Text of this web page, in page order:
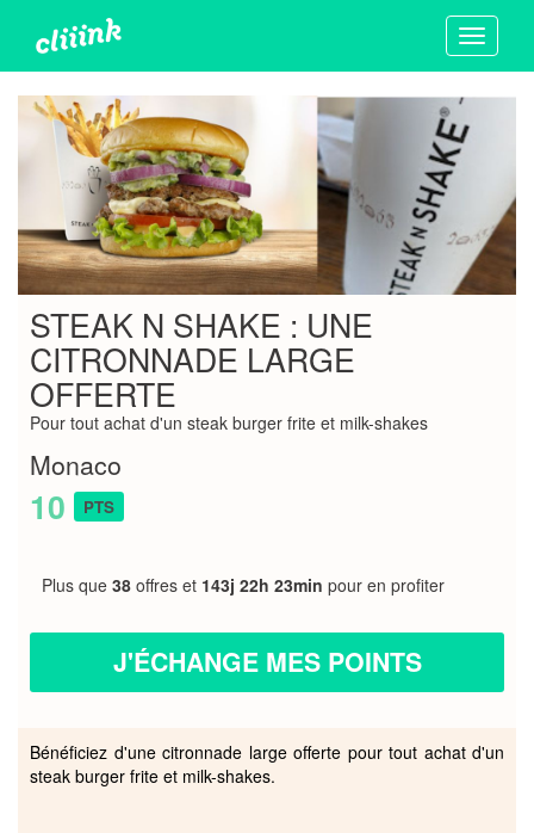
Toggle
STEAK N SHAKE : UNE
CITRONNADE LARGE
OFFERTE
Pour tout achat d'un steak burger frite et milk-shakes
Monaco
10 PTS
Plus que 38 offres et 143j 22h 23min pour en profiter
J'ÉCHANGE MES POINTS
Bénéficiez d'une citronnade large offerte pour tout achat d'un
steak burger frite et milk-shakes.